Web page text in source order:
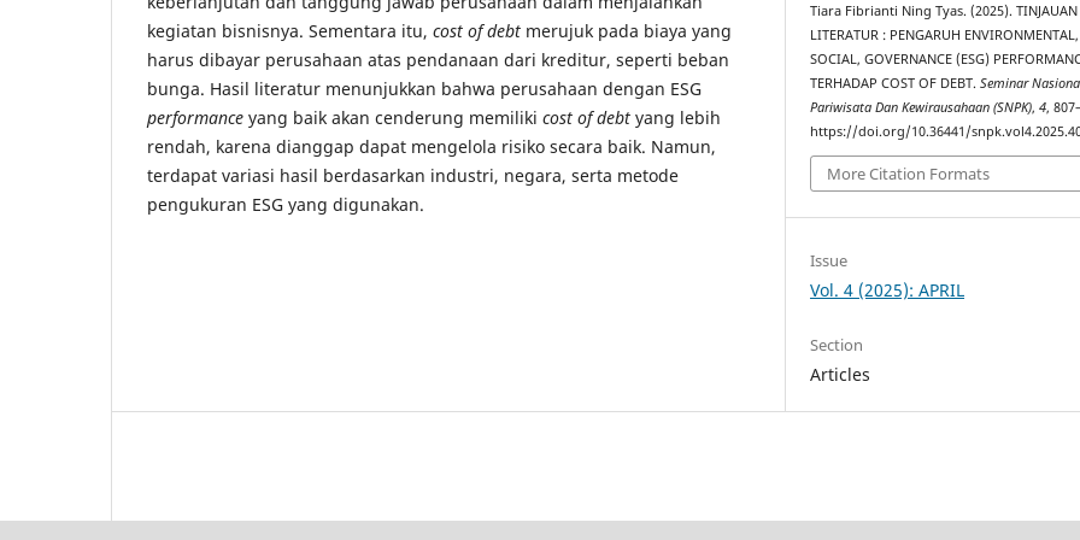
kegiatan bisnisnya. Sementara itu, cost of debt merujuk pada biaya yang
harus dibayar perusahaan atas pendanaan dari kreditur, seperti beban
bunga. Hasil literatur menunjukkan bahwa perusahaan dengan ESG
performance yang baik akan cenderung memiliki cost of debt yang lebih
rendah, karena dianggap dapat mengelola risiko secara baik. Namun,
terdapat variasi hasil berdasarkan industri, negara, serta metode
pengukuran ESG yang digunakan.
Tiara Fibrianti Ning Tyas. (2025). TINJAUAN
LITERATUR : PENGARUH ENVIRONMENTAL,
SOCIAL, GOVERNANCE (ESG)
TERHADAP COST OF DEBT.Seminar
Pariwisata Dan Kewirausahaan (SNPK),4,
https://doi.org/10.36441/
More Citation Formats
Issue
Vol. 4 (2025): APRIL
Section
Articles